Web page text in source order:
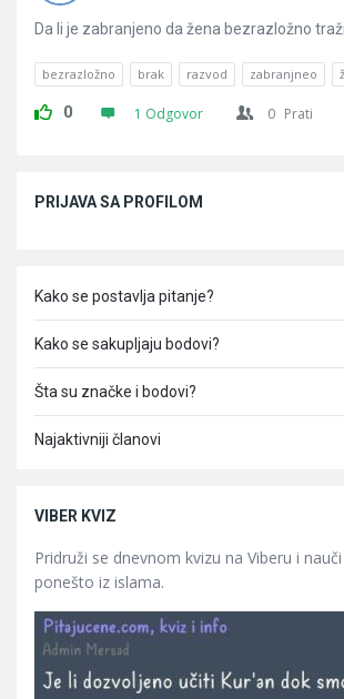
Da li je zabranjeno da žena bezrazložno
bezrazložno brak razvod zabranjneo
0 1 Odgovor 0 Prati
PRIJAVA SA PROFILOM
Kako se postavlja pitanje?
Kako se sakupljaju bodovi?
Šta su značke i bodovi?
Najaktivniji članovi
VIBER KVIZ
Pridruži se dnevnom kvizu na Viberu i
ponešto iz islama.